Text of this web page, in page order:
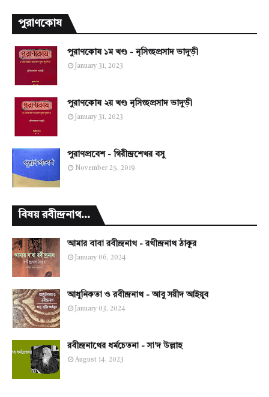
পুরাণকোষ
পুরাণকোষ ১ম খণ্ড - নৃসিংহপ্রসাদ ভাদুড়ী
January 31, 2023
পুরাণকোষ ২য় খণ্ড নৃসিংহপ্রসাদ ভাদুড়ী
January 31, 2023
পুরাণপ্রবেশ - গিরীন্দ্রশেখর বসু
November 25, 2019
বিষয় রবীন্দ্রনাথ...
আমার বাবা রবীন্দ্রনাথ - রথীন্দ্রনাথ ঠাকুর
January 06, 2024
আধুনিকতা ও রবীন্দ্রনাথ - আবু সয়ীদ আইয়ুব
January 03, 2024
রবীন্দ্রনাথের ধর্মচেতনা - সা'দ উল্লাহ
August 14, 2023